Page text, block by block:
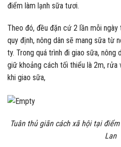
điểm làm lạnh sữa tươi.
Theo đó, đều đặn cứ 2 lần mỗi
quy định, nông dân sẽ mang sữa từ
ty. Trong quá trình đi giao sữa, nông
giữ khoảng cách tối thiểu là 2m,
khi giao sữa,
Tuân thủ giãn cách xã hội tại
Lan